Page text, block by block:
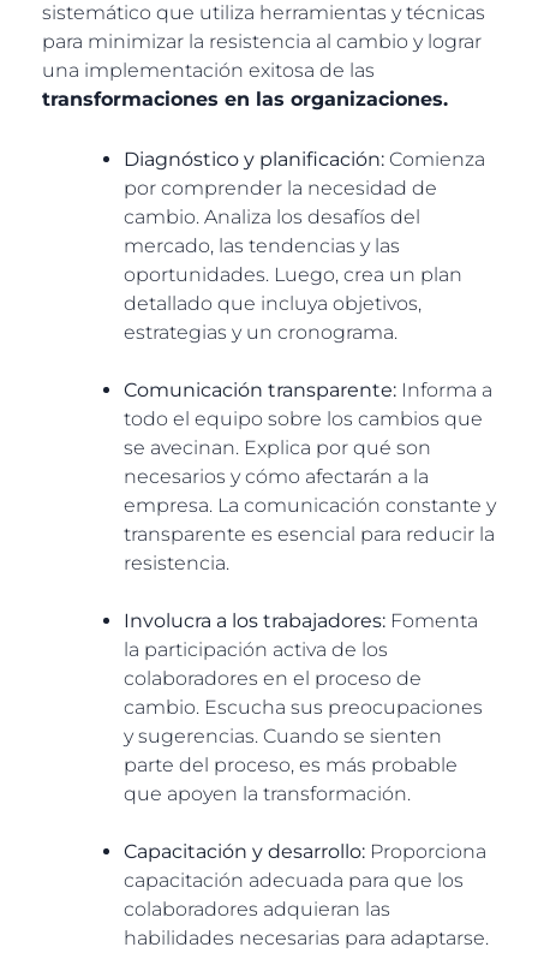
sistemático que utiliza herramientas y técnicas
para minimizar la resistencia al cambio y lograr
una implementación exitosa de las
transformaciones en las organizaciones.
Diagnóstico y planificación: Comienza
por comprender la necesidad de
cambio. Analiza los desafíos del
mercado, las tendencias y las
oportunidades. Luego, crea un plan
detallado que incluya objetivos,
estrategias y un cronograma.
Comunicación transparente: Informa a
todo el equipo sobre los cambios que
se avecinan. Explica por qué son
necesarios y cómo afectarán a la
empresa. La comunicación constante y
transparente es esencial para reducir la
resistencia.
Involucra a los trabajadores: Fomenta
la participación activa de los
colaboradores en el proceso de
cambio. Escucha sus preocupaciones
y sugerencias. Cuando se sienten
parte del proceso, es más probable
que apoyen la transformación.
Capacitación y desarrollo: Proporciona
capacitación adecuada para que los
colaboradores adquieran las
habilidades necesarias para adaptarse.